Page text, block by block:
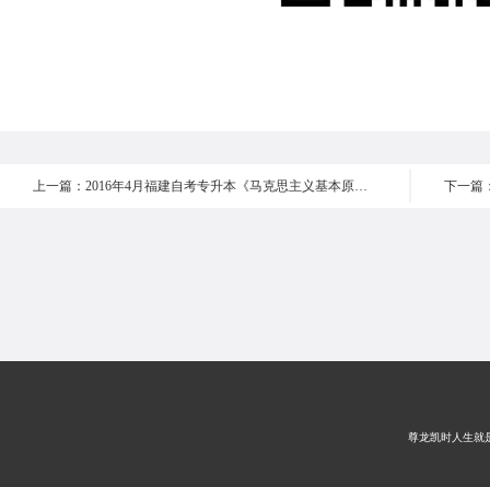
上一篇：2016年4月福建自考专升本《马克思主义基本原理概论 》真题 选择题16-20
尊龙凯时人生就